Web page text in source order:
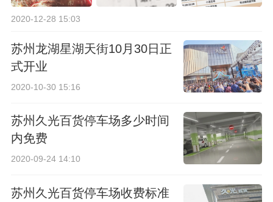
2020-12-28 15:03
苏州龙湖星湖天街10月30日正
式开业
2020-10-30 15:16
苏州久光百货停车场多少时间
内免费
2020-09-24 14:10
苏州久光百货停车场收费标准